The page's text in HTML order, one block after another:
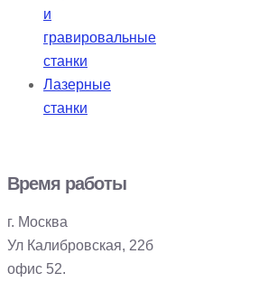
и
гравировальные
станки
Лазерные
станки
Время работы
г. Москва
Ул Калибровская, 22б
офис 52.